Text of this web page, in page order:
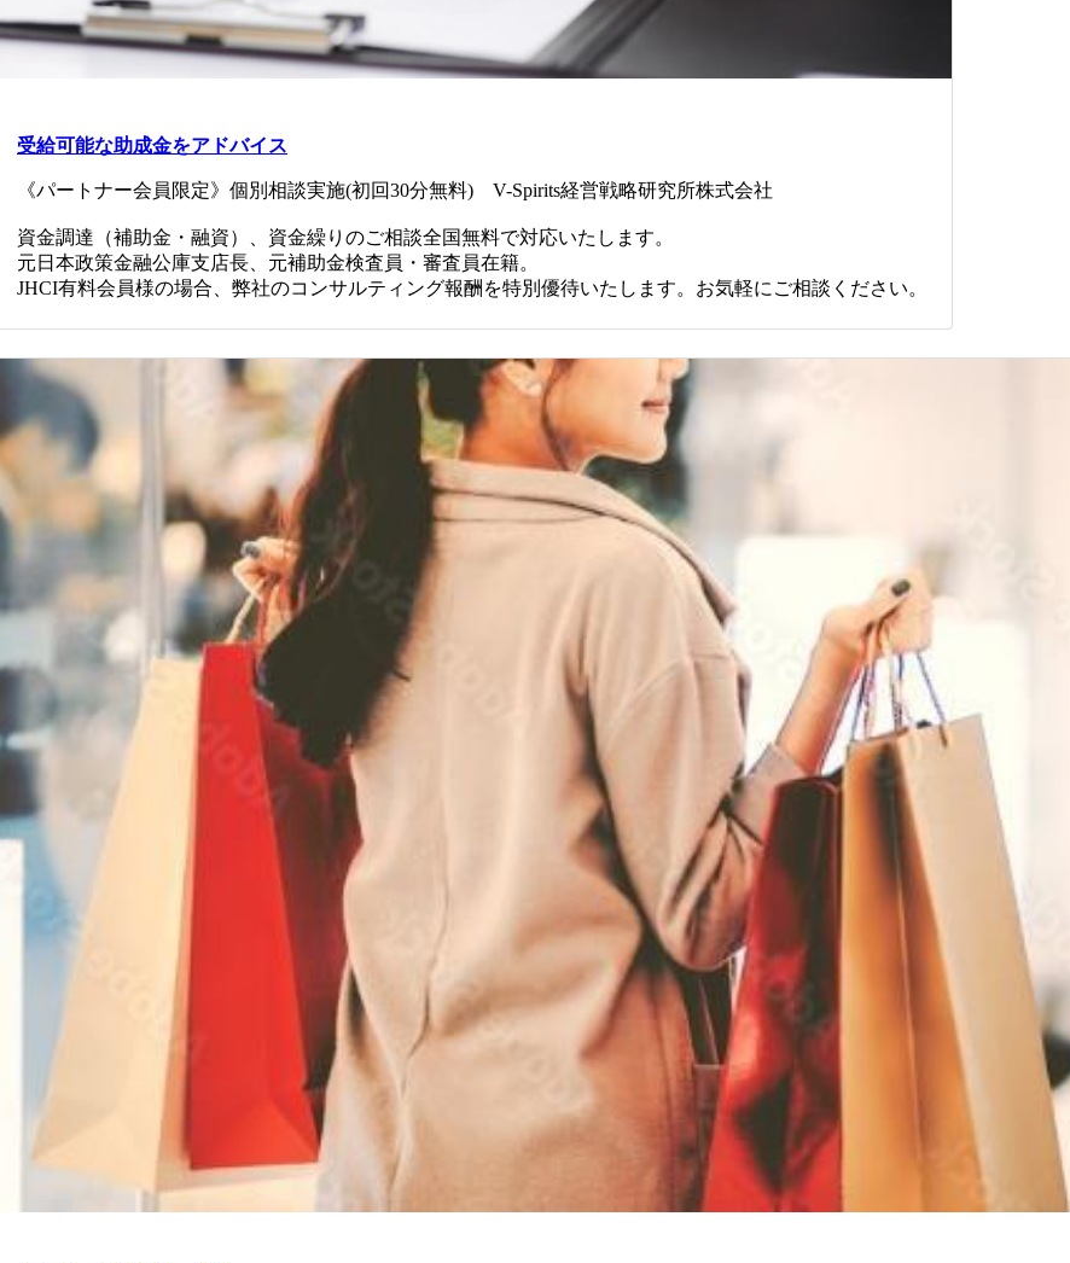
受給可能な助成金をアドバイス
《パートナー会員限定》個別相談実施(初回30分無料) V-Spirits経営戦略研究所株式会社
資金調達（補助金・融資）、資金繰りのご相談全国無料で対応いたします。
元日本政策金融公庫支店長、元補助金検査員・審査員在籍。
JHCI有料会員様の場合、弊社のコンサルティング報酬を特別優待いたします。お気軽にご相談ください。